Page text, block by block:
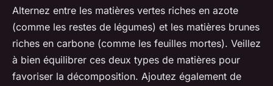
Alternez entre les matières vertes riches en azote
(comme les restes de légumes) et les matières brunes
riches en carbone (comme les feuilles mortes). Veillez
à bien équilibrer ces deux types de matières pour
favoriser la décomposition. Ajoutez également de